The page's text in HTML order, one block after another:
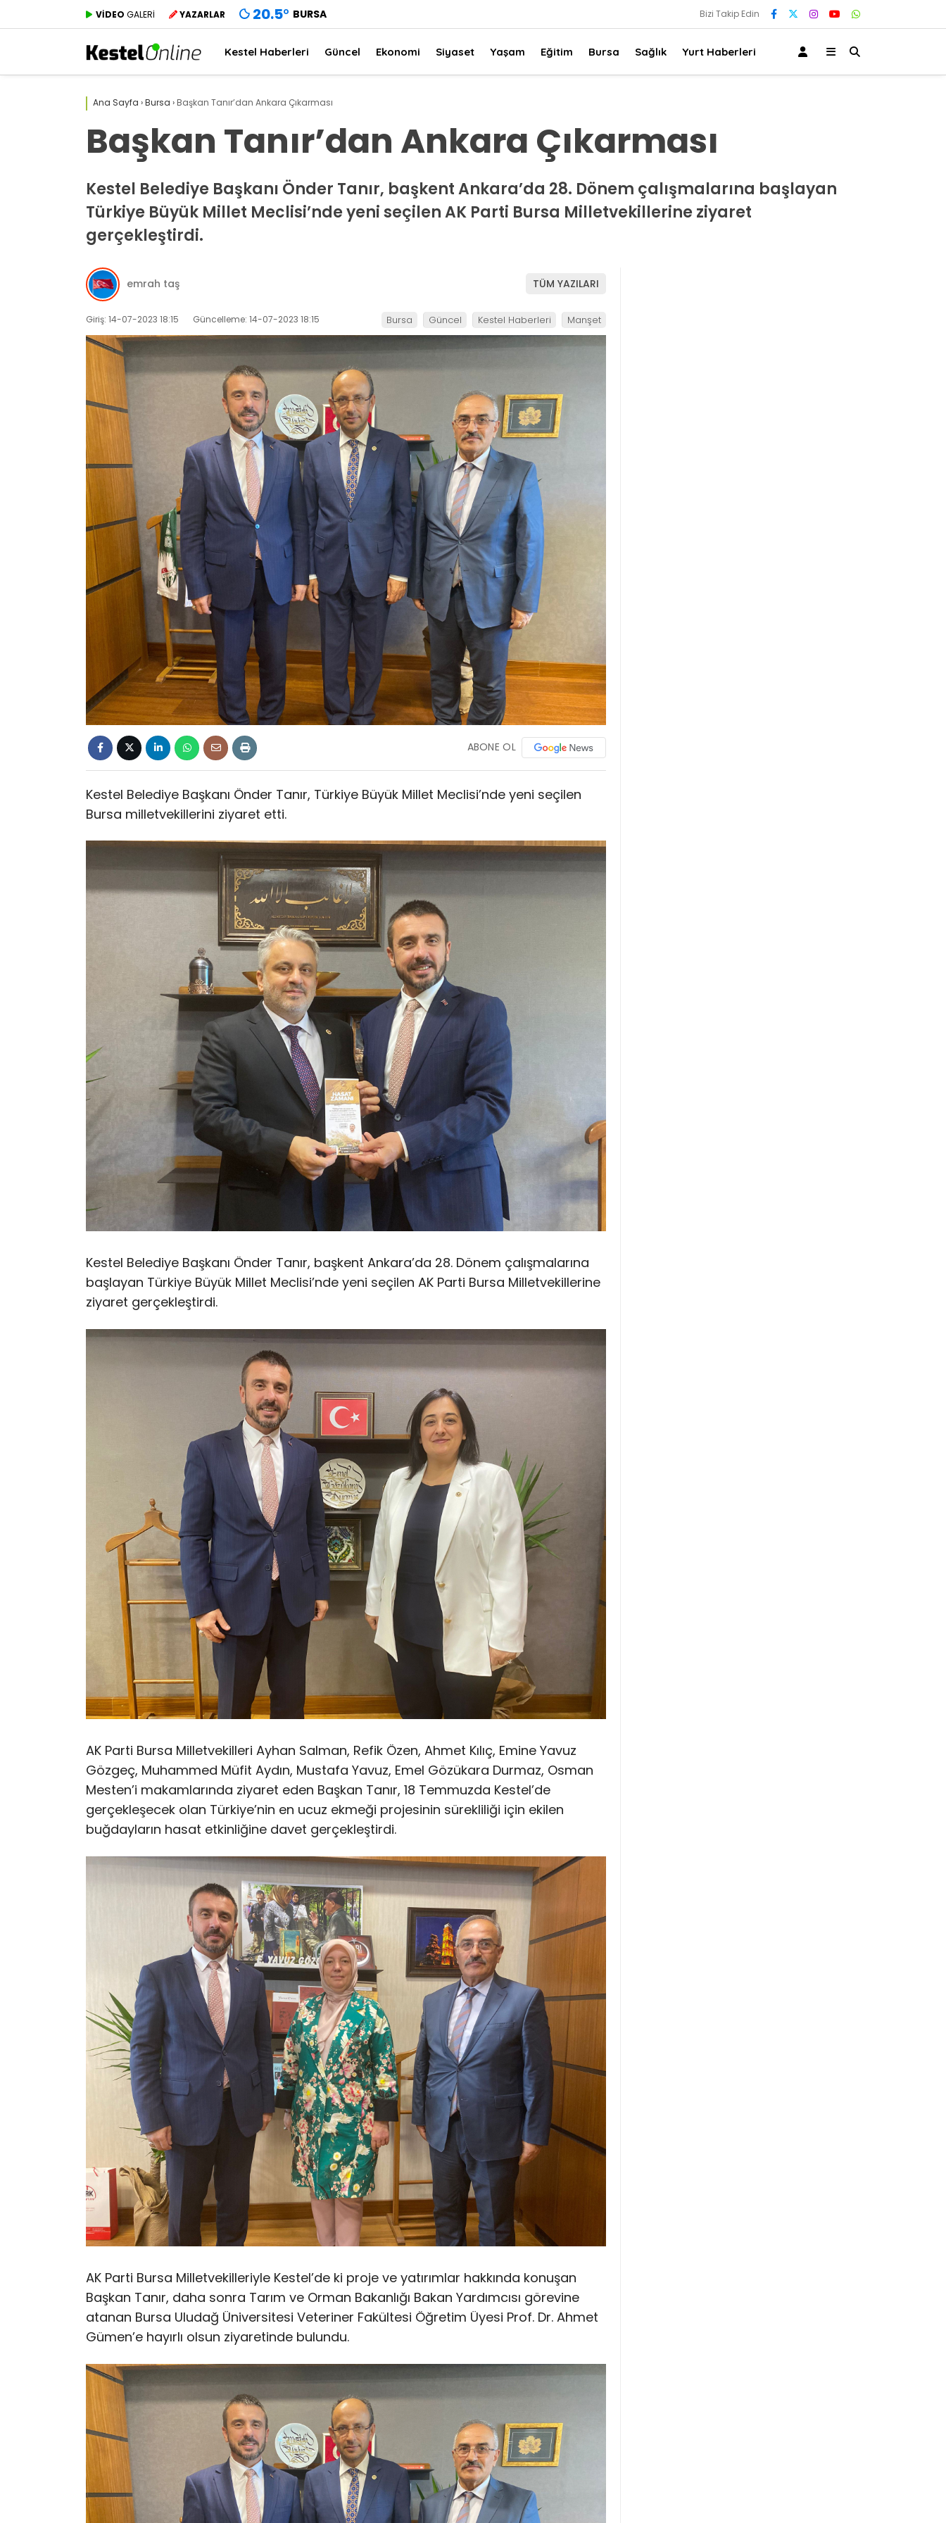
VİDEO GALERİ YAZARLAR 20.5° BURSA Bizi Takip Edin
Kestel Haberleri Güncel Ekonomi Siyaset Yaşam Eğitim Bursa Sağlık Yurt Haberleri
Ana Sayfa ›Bursa › Başkan Tanır’dan Ankara Çıkarması
Başkan Tanır’dan Ankara Çıkarması
Kestel Belediye Başkanı Önder Tanır, başkent Ankara’da 28. Dönem çalışmalarına başlayan
Türkiye Büyük Millet Meclisi’nde yeni seçilen AK Parti Bursa Milletvekillerine ziyaret
gerçekleştirdi.
emrah taş TÜM YAZILARI
Giriş: 14-07-2023 18:15 Güncelleme: 14-07-2023 18:15 Bursa Güncel Kestel Haberleri Manşet
ABONE OL
Kestel Belediye Başkanı Önder Tanır, Türkiye Büyük Millet Meclisi’nde yeni seçilen
Bursa milletvekillerini ziyaret etti.
Kestel Belediye Başkanı Önder Tanır, başkent Ankara’da 28. Dönem çalışmalarına
başlayan Türkiye Büyük Millet Meclisi’nde yeni seçilen AK Parti Bursa Milletvekillerine
ziyaret gerçekleştirdi.
AK Parti Bursa Milletvekilleri Ayhan Salman, Refik Özen, Ahmet Kılıç, Emine Yavuz
Gözgeç, Muhammed Müfit Aydın, Mustafa Yavuz, Emel Gözükara Durmaz, Osman
Mesten’i makamlarında ziyaret eden Başkan Tanır, 18 Temmuzda Kestel’de
gerçekleşecek olan Türkiye’nin en ucuz ekmeği projesinin sürekliliği için ekilen
buğdayların hasat etkinliğine davet gerçekleştirdi.
AK Parti Bursa Milletvekilleriyle Kestel’de ki proje ve yatırımlar hakkında konuşan
Başkan Tanır, daha sonra Tarım ve Orman Bakanlığı Bakan Yardımcısı görevine
atanan Bursa Uludağ Üniversitesi Veteriner Fakültesi Öğretim Üyesi Prof. Dr. Ahmet
Gümen’e hayırlı olsun ziyaretinde bulundu.